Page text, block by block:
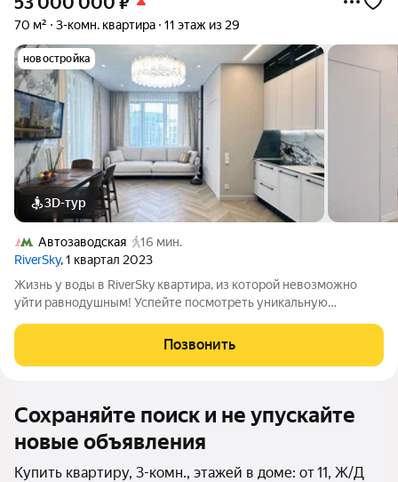
70 м² 3-комн. квартира 11 этаж из 29
новостройка
3D-тур
Автозаводская
16 мин.
RiverSky, 1 квартал 2023
Жизнь у воды в RiverSky квартира, из которой невозможно
уйти равнодушным! Успейте посмотреть уникальную
утро, которое начинается в панорамной спальне, наполненной
светом и воздухом. Тишина.
Позвонить
Сохраняйте поиск и не упускайте
новые объявления
Купить квартиру, 3-комн., этажей в доме: от 11, Ж/Д